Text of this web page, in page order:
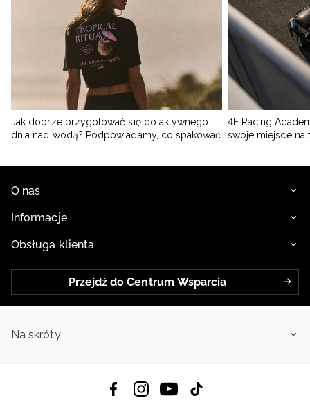
Jak dobrze przygotować się do aktywnego
dnia nad wodą? Podpowiadamy, co spakować
4F Racing
swoje miejsce na
O nas
Informacje
Obsługa klienta
Przejdź do Centrum Wsparcia
Na skróty